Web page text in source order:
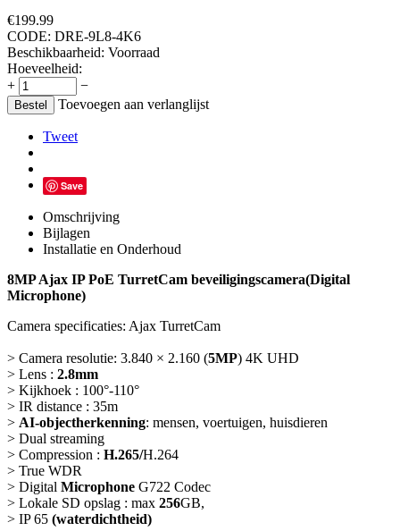
€199.99
CODE: DRE-9L8-4K6
Beschikbaarheid: Voorraad
Hoeveelheid:
+
−
Bestel Toevoegen aan verlanglijst
Tweet
Save
Omschrijving
Bijlagen
Installatie en Onderhoud
8MP Ajax IP PoE TurretCam beveiligingscamera(Digital
Microphone)
Camera specificaties: Ajax TurretCam
> Camera resolutie: 3.840 × 2.160 (5MP) 4K UHD
> Lens : 2.8mm
> Kijkhoek : 100°-110°
> IR distance : 35m
> AI-objectherkenning: mensen, voertuigen, huisdieren
> Dual streaming
> Compression : H.265/H.264
> True WDR
> Digital Microphone G722 Codec
> Lokale SD opslag : max 256GB,
> IP 65 (waterdichtheid)